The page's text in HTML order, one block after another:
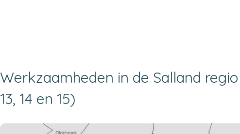
Werkzaamheden in de Salland
13, 14 en 15)